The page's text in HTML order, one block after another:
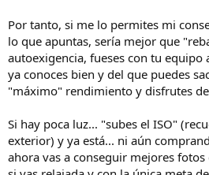
Por tanto, si me lo permites mi
lo que apuntas, sería mejor que
autoexigencia, fueses con tu equipo
ya conoces bien y del que puedes
"máximo" rendimiento y disfrutes
Si hay poca luz... "subes el ISO"
exterior) y ya está... ni aún
ahora vas a conseguir mejores